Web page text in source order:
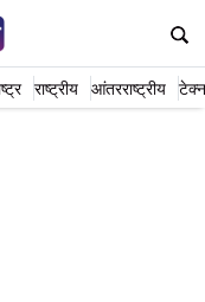
राष्ट्रीय आंतरराष्ट्रीय